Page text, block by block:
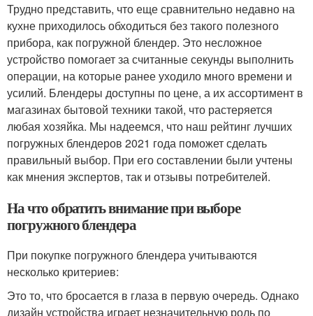
Трудно представить, что еще сравнительно недавно на
кухне приходилось обходиться без такого полезного
прибора, как погружной блендер. Это несложное
устройство помогает за считанные секунды выполнить
операции, на которые ранее уходило много времени и
усилий. Блендеры доступны по цене, а их ассортимент в
магазинах бытовой техники такой, что растеряется
любая хозяйка. Мы надеемся, что наш рейтинг лучших
погружных блендеров 2021 года поможет сделать
правильный выбор. При его составлении были учтены
как мнения экспертов, так и отзывы потребителей.
На что обратить внимание при выборе
погружного блендера
При покупке погружного блендера учитываются
несколько критериев:
Это то, что бросается в глаза в первую очередь. Однако
дизайн устройства играет незначительную роль по